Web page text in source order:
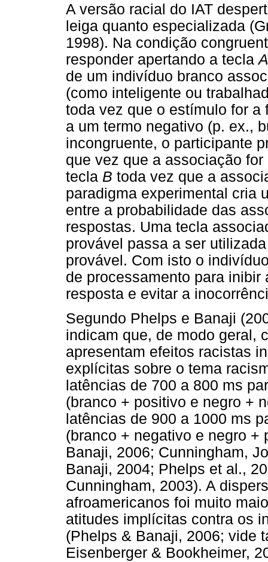
A versão racial do IAT
leiga quanto especializada
1998). Na condição
responder apertando a teclaA
de um indivíduo branco
(como inteligente ou
toda vez que o estímulo for
a um termo negativo (p. ex.,
incongruente, o participante
que vez que a associação
tecla B toda vez que a
paradigma experimental cria
entre a probabilidade das
respostas. Uma tecla
provável passa a ser
provável. Com isto o
de processamento para
resposta e evitar a
Segundo Phelps e Banaji
indicam que, de modo geral,
apresentam efeitos racistas
explícitas sobre o tema
latências de 700 a 800 ms
(branco + positivo e negro +
latências de 900 a 1000 ms
(branco + negativo e negro +
Banaji, 2006; Cunningham,
Banaji, 2004; Phelps et al.,
Cunningham, 2003). A
afroamericanos foi muito
atitudes implícitas contra os
(Phelps & Banaji, 2006; vide
Eisenberger & Bookheimer,